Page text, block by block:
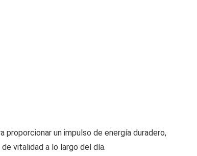
proporcionar un impulso de energía duradero,
vitalidad a lo largo del día.